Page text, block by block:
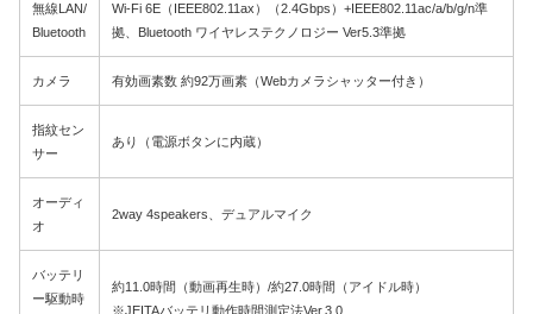
無線LAN/
Bluetooth
Wi-Fi 6E（IEEE802.11ax）（2.4Gbps）+IEEE802.11ac/a/b/g/n準
拠、Bluetooth ワイヤレステクノロジー Ver5.3準拠
カメラ 有効画素数 約92万画素（Webカメラシャッター付き）
指紋セン
サー
あり（電源ボタンに内蔵）
オーディ
オ
2way 4speakers、デュアルマイク
バッテリ
ー駆動時
約11.0時間（動画再生時）/約27.0時間（アイドル時）
※JEITAバッテリ動作時間測定法Ver.3.0